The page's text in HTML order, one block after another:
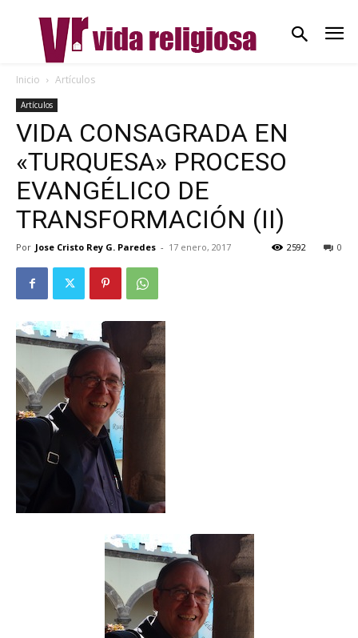
Inicio Artículos
Artículos
VIDA CONSAGRADA EN
«TURQUESA» PROCESO
EVANGÉLICO DE
TRANSFORMACIÓN (II)
Por Jose Cristo Rey G. Paredes - 17 enero, 2017 0
2592